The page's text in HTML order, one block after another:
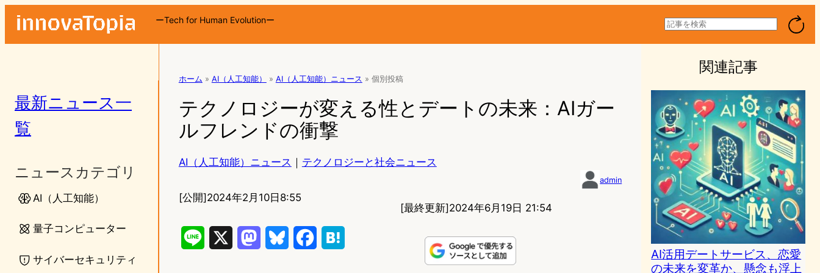
ーTech for Human Evolutionー
検
索
最新ニュース一
覧
ニュースカテゴリ
AI（人工知能）
量子コンピューター
サイバーセキュリティ
ホーム » AI（人工知能） » AI（人工知能）ニュース » 個別投稿
テクノロジーが変える性とデートの未来：AIガー
ルフレンドの衝撃
AI（人工知能）ニュース ｜ テクノロジーと社会ニュース
admin
[公開]2024年2月10日8:55
[最終更新]2024年6月19日 21:54
関連記事
AI活用デートサービス、恋愛
の未来を変革か、懸念も浮上